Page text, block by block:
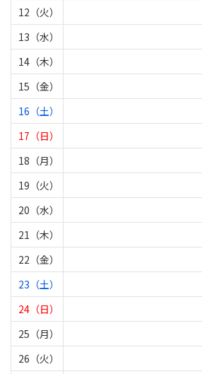
12（火）
13（水）
14（木）
15（金）
16（土）
17（日）
18（月）
19（火）
20（水）
21（木）
22（金）
23（土）
24（日）
25（月）
26（火）